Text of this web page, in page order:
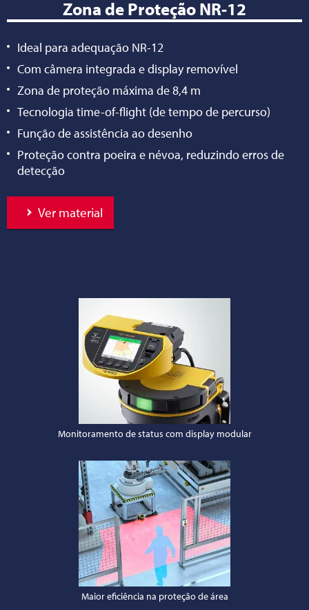
Zona de Proteção NR-12
Ideal para adequação NR-12
Com câmera integrada e display removível
Zona de proteção máxima de 8,4 m
Tecnologia time-of-flight (de tempo de percurso)
Função de assistência ao desenho
Proteção contra poeira e névoa, reduzindo erros de
detecção
Ver material
Monitoramento de status com display modular
Maior eficiência na proteção de área